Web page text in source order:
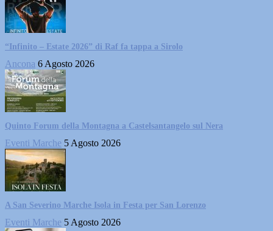
“Infinito – Estate 2026” di Raf fa tappa a Sirolo
Ancona 6 Agosto 2026
Quinto Forum della Montagna a Castelsantangelo sul Nera
Eventi Marche 5 Agosto 2026
A San Severino Marche Isola in Festa per San Lorenzo
Eventi Marche 5 Agosto 2026